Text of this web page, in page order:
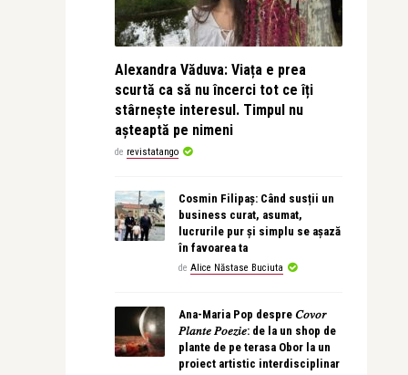
Alexandra Văduva: Viața e prea
scurtă ca să nu încerci tot ce îți
stârnește interesul. Timpul nu
așteaptă pe nimeni
de revistatango
Cosmin Filipaș: Când susții un
business curat, asumat,
lucrurile pur și simplu se așază
în favoarea ta
de Alice Năstase Buciuta
Ana-Maria Pop despre 𝐶𝑜𝑣𝑜𝑟
𝑃𝑙𝑎𝑛𝑡𝑒 𝑃𝑜𝑒𝑧𝑖𝑒: de la un shop de
plante de pe terasa Obor la un
proiect artistic interdisciplinar